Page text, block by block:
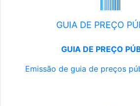
GUIA DE PREÇO
GUIA DE PREÇO
Emissão de guia de preços